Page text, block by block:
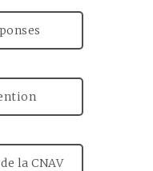
la CNAV